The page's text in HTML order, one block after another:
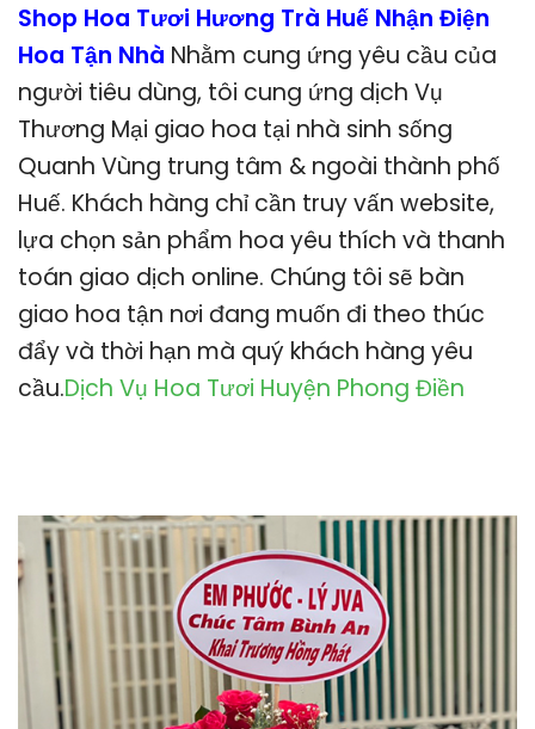
Shop Hoa Tươi Hương Trà Huế Nhận Điện
Hoa Tận Nhà Nhằm cung ứng yêu cầu của
người tiêu dùng, tôi cung ứng dịch Vụ
Thương Mại giao hoa tại nhà sinh sống
Quanh Vùng trung tâm & ngoài thành phố
Huế. Khách hàng chỉ cần truy vấn website,
lựa chọn sản phẩm hoa yêu thích và thanh
toán giao dịch online. Chúng tôi sẽ bàn
giao hoa tận nơi đang muốn đi theo thúc
đẩy và thời hạn mà quý khách hàng yêu
cầu.Dịch Vụ Hoa Tươi Huyện Phong Điền